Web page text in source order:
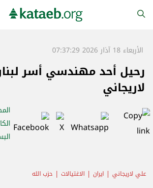
الأربعاء 18 آذار 2026 07:37:29
رحيل أحد مهندسي أسر
لاريجاني
علي لاريجاني ايران الاغتيالات حزب الله